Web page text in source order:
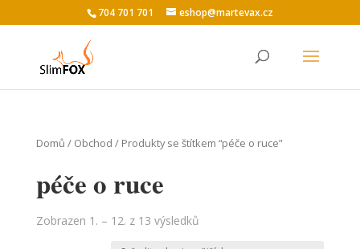
704 701 701 eshop@martevax.cz
Domů / Obchod / Produkty se štítkem “péče o ruce”
péče o ruce
Zobrazen 1. – 12. z 13 výsledků